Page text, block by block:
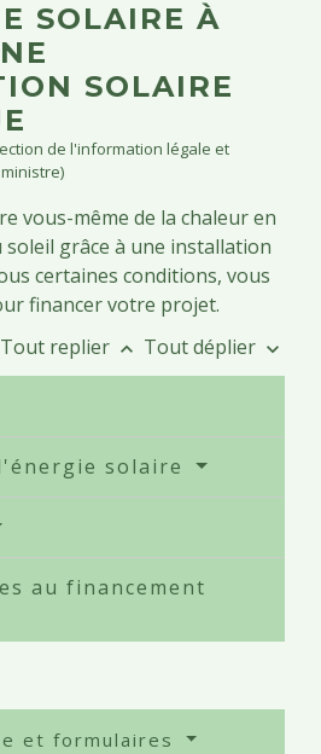
SOLAIRE À
SOLAIRE
de l'information légale et
vous-même de la chaleur en
grâce à une installation
certaines conditions, vous
financer votre projet.
Tout replier keyboard_arrow_up Tout déplier keyboard_arrow_down
solaire
au financement
et formulaires